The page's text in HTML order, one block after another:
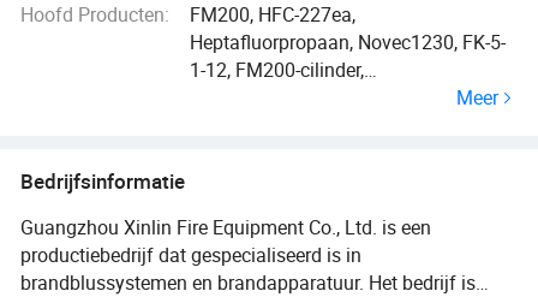
Hoofd Producten:
FM200, HFC-227ea,
Heptafluorpropaan, Novec1230, FK-5-
1-12, FM200-cilinder,
brandalarmsysteem, Ig541, Ig100,Meer
Bedrijfsinformatie
Guangzhou Xinlin Fire Equipment Co., Ltd. is een
productiebedrijf dat gespecialiseerd is in
brandblussystemen en brandapparatuur. Het bedrijf is